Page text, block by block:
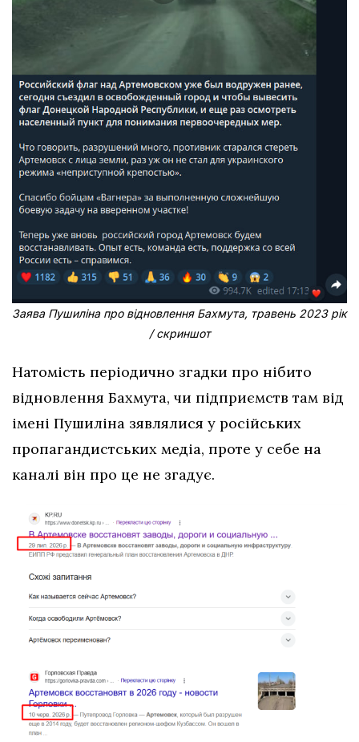
Заява Пушиліна про відновлення Бахмута, травень 2023 рік
/ скриншот
Натомість періодично згадки про нібито
відновлення Бахмута, чи підприємств там від
імені Пушиліна зявлялися у російських
пропагандистських медіа, проте у себе на
каналі він про це не згадує.